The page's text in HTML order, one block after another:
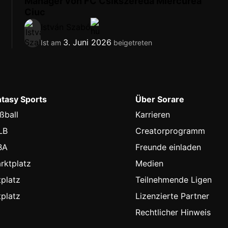
Ist am 3. Juni 2026 beigetreten
Sports
Über Sorare
Karrieren
Creatorprogramm
Freunde einladen
Medien
Teilnehmende Ligen
Lizenzierte Partner
Rechtlicher Hinweis